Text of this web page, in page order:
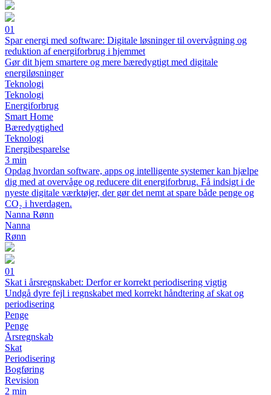
01
Spar energi med software: Digitale løsninger til overvågning og
reduktion af energiforbrug i hjemmet
Gør dit hjem smartere og mere bæredygtigt med digitale
energiløsninger
Teknologi
Teknologi
Energiforbrug
Smart Home
Bæredygtighed
Teknologi
Energibesparelse
3 min
Opdag hvordan software, apps og intelligente systemer kan hjælpe
dig med at overvåge og reducere dit energiforbrug. Få indsigt i de
nyeste digitale værktøjer, der gør det nemt at spare både penge og
CO₂ i hverdagen.
Nanna Rønn
Nanna
Rønn
01
Skat i årsregnskabet: Derfor er korrekt periodisering vigtig
Undgå dyre fejl i regnskabet med korrekt håndtering af skat og
periodisering
Penge
Penge
Årsregnskab
Skat
Periodisering
Bogføring
Revision
2 min